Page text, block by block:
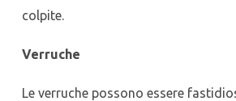
colpite.
Verruche
Le verruche possono essere